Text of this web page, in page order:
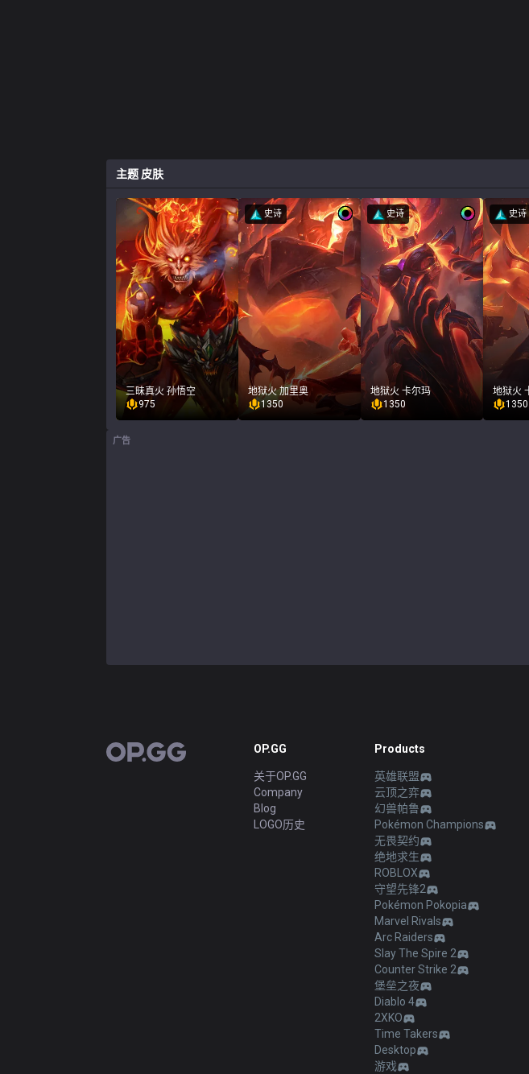
主题 皮肤
三昧真火 孙悟空
975
史诗
地狱火 加里奥
1350
史诗
地狱火 卡尔玛
1350
史诗
地狱火
1350
广告
OP.GG OP.GG
关于OP.GG
Company
Blog
LOGO历史
Products
英雄联盟
云顶之弈
幻兽帕鲁
Pokémon Champions
无畏契约
绝地求生
ROBLOX
守望先锋2
Pokémon Pokopia
Marvel Rivals
Arc Raiders
Slay The Spire 2
Counter Strike 2
堡垒之夜
Diablo 4
2XKO
Time Takers
Desktop
游戏